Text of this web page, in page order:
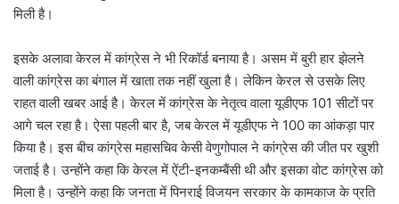
मिली है।
इसके अलावा केरल में कांग्रेस ने भी रिकॉर्ड बनाया है। असम में बुरी हार झेलने
वाली कांग्रेस का बंगाल में खाता तक नहीं खुला है। लेकिन केरल से उसके लिए
राहत वाली खबर आई है। केरल में कांग्रेस के नेतृत्व वाला यूडीएफ 101 सीटों पर
आगे चल रहा है। ऐसा पहली बार है, जब केरल में यूडीएफ ने 100 का आंकड़ा पार
किया है। इस बीच कांग्रेस महासचिव केसी वेणुगोपाल ने कांग्रेस की जीत पर खुशी
जताई है। उन्होंने कहा कि केरल में ऐंटी-इनकम्बैंसी थी और इसका वोट कांग्रेस को
मिला है। उन्होंने कहा कि जनता में पिनराई विजयन सरकार के कामकाज के प्रति